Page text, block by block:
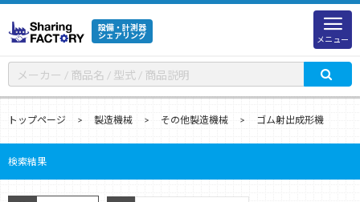
設備・計測器
シェアリング
メニュー
トップページ 製造機械 その他製造機械 ゴム射出成形機
検索結果